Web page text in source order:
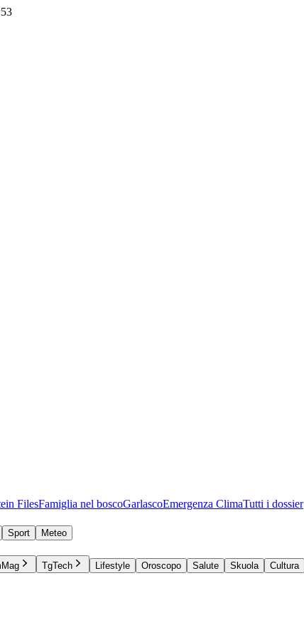
FilesFamiglia nel boscoGarlascoEmergenza ClimaTutti i dossier
Sport
Meteo
TgTech Lifestyle Oroscopo Salute Skuola Cultura